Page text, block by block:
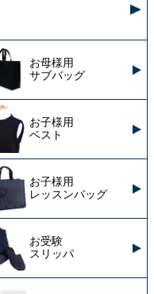
お母様用
サブバッグ
お子様用
ベスト
お子様用
レッスンバッグ
お受験
スリッパ